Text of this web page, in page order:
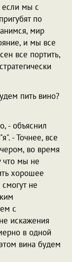
если мы с
по
мир
и мы все
все портить,
пить вино?
- объяснил
- Точнее, все
во время
что мы не
хорошее
не
с
искажения
в одной
вина будем